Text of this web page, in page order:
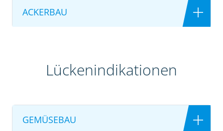
ACKERBAU
Lückenindikationen
GEMÜSEBAU